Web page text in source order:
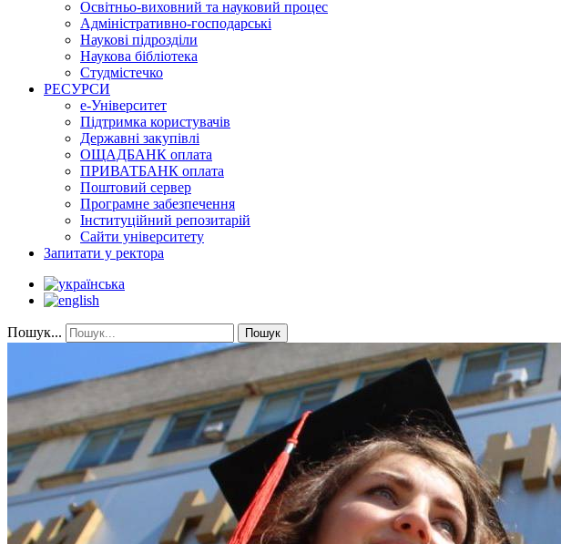
Освітньо-виховний та науковий процес
Адміністративно-господарські
Наукові підрозділи
Наукова бібліотека
Студмістечко
РЕСУРСИ
е-Університет
Підтримка користувачів
Державні закупівлі
ОЩАДБАНК оплата
ПРИВАТБАНК оплата
Поштовий сервер
Програмне забезпечення
Інституційний репозитарій
Сайти університету
Запитати у ректора
Пошук... Пошук